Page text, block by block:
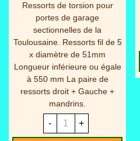
Ressorts de torsion pour
portes de garage
sectionnelles de la
Toulousaine. Ressorts fil de 5
x diamètre de 51mm
Longueur inférieure ou égale
à 550 mm La paire de
ressorts droit + Gauche +
mandrins.
- +